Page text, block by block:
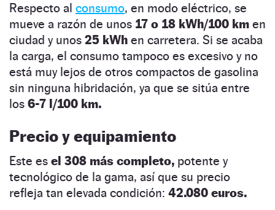
Respecto al consumo, en modo eléctrico, se
mueve a razón de unos 17 o 18 kWh/100 km en
ciudad y unos 25 kWh en carretera. Si se acaba
la carga, el consumo tampoco es excesivo y no
está muy lejos de otros compactos de gasolina
sin ninguna hibridación, ya que se sitúa entre
los 6-7 l/100 km.
Precio y equipamiento
Este es el 308 más completo, potente y
tecnológico de la gama, así que su precio
refleja tan elevada condición: 42.080 euros.